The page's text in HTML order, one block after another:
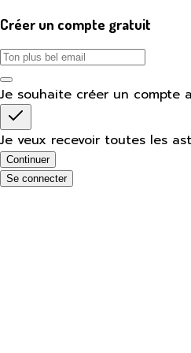
Créer un compte gratuit
Je souhaite créer un compte
Je veux recevoir toutes les
Continuer
Se connecter